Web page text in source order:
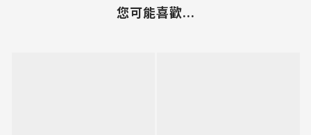
您可能喜歡...